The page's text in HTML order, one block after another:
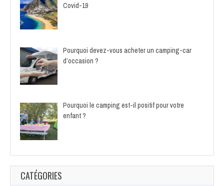
Covid-19
Pourquoi devez-vous acheter un camping-car
d’occasion ?
Pourquoi le camping est-il positif pour votre
enfant ?
CATÉGORIES